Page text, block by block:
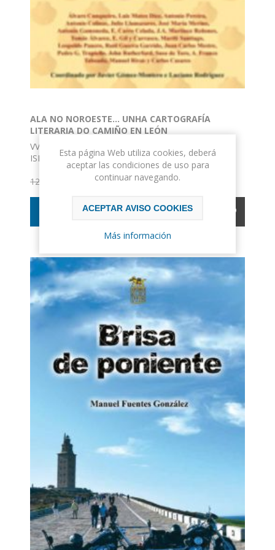
ALA NO NOROESTE… UNHA CARTOGRAFÍA
LITERARIA DO CAMIÑO EN LEÓN
VV. AA.
ISBN: 978-84-92438-11-2
Formato: 11 x 17
Nº de páginas: 363
12,00€ IVA incluido 11,40€ IVA incluido
COMPRAR
Esta página Web utiliza cookies, deberá
aceptar las condiciones de uso para
continuar navegando.
ACEPTAR AVISO COOKIES
Más información